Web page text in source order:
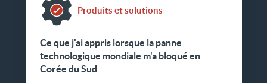
Produits et solutions
Ce que j'ai appris lorsque la panne
technologique mondiale m'a bloqué en
Corée du Sud